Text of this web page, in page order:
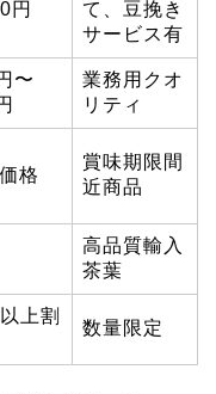
円
て、豆挽き
サービス有
〜
業務用クオ
リティ
格
賞味期限間
近商品
高品質輸入
茶葉
上割
数量限定